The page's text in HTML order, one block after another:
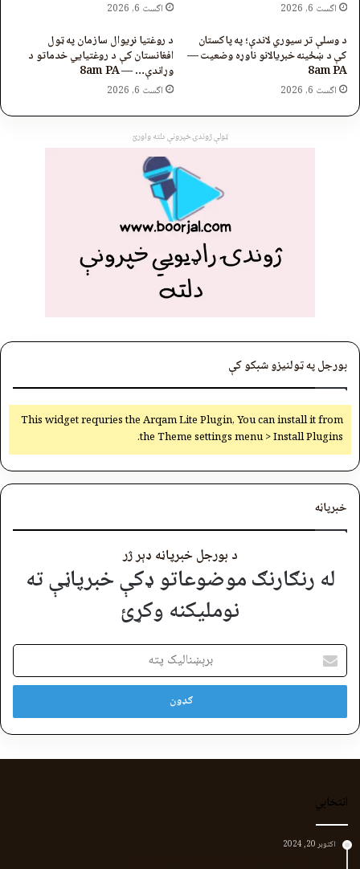
اگست 6, 2026 اگست 6, 2026
د وسلې تر سیوري لاندې؛ په پاکستان
کې د ښځینه خبریالانو ناوړه وضعیت —
8am PA
اگست 6, 2026
د روغتیا نړیوال سازمان په ټول
افغانستان کې د روغتیايي خدماتو د
وړاندې… — 8am PA
اگست 6, 2026
ټولې ژوندۍ خپرونې دلته واورئ
بورجل په ټولنیزو شبکو کې
This widget requries the Arqam Lite Plugin, You can install it from
the Theme settings menu > Install Plugins.
خبرپاڼه
د بورجل خبرپاڼه ډېر ژر
له رنګارنګ موضوعاتو ډکې خبرپاڼې ته
نوملیکنه وکړئ
برېښنالیک
پته
انتخابي
اکتوبر 20, 2024